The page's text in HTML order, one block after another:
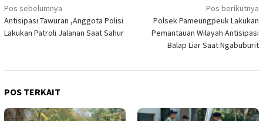
Navigasi
pos
Pos sebelumnya
Antisipasi Tawuran ,Anggota Polisi
Lakukan Patroli Jalanan Saat Sahur
Pos berikutnya
Polsek Pameungpeuk Lakukan
Pemantauan Wilayah Antisipasi
Balap Liar Saat Ngabuburit
POS TERKAIT